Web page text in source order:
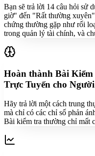
Bạn sẽ trả lời 14 câu hỏi sử
giờ" đến "Rất thường
chứng thường gặp như rối
trong quản lý tài chính, và
Hoàn thành Bài
Trực Tuyến cho
Hãy trả lời một cách trung
mà chỉ có các chỉ số phản
Bài kiểm tra thường chỉ mất